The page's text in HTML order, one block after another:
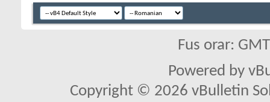
Fus orar:
Powered by
Copyright © 2026 vBulletin